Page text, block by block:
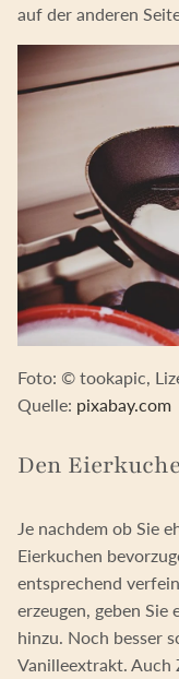
auf der anderen
Foto: © tookapic,
Quelle: pixabay.com
Den
Je nachdem ob Sie
Eierkuchen
entsprechend
erzeugen, geben
hinzu. Noch besser
Vanilleextrakt. Auch